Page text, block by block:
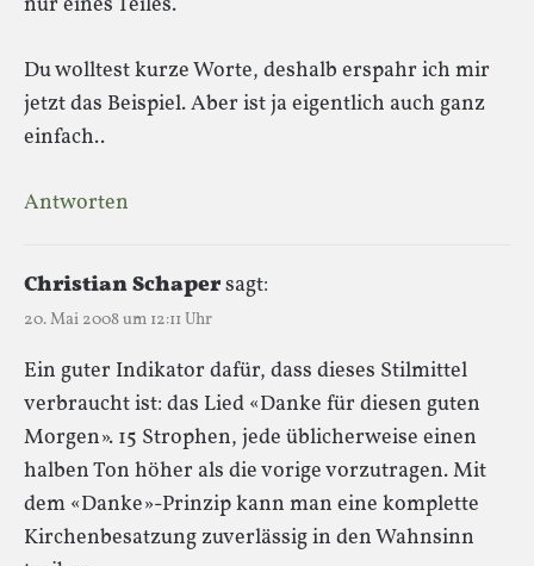
Du wolltest kurze Worte, deshalb erspahr ich mir
jetzt das Beispiel. Aber ist ja eigentlich auch ganz
einfach..
Antworten
Christian Schapersagt:
20. Mai 2008 um 12:11 Uhr
Ein guter Indikator dafür, dass dieses Stilmittel
verbraucht ist: das Lied «Danke für diesen guten
Morgen». 15 Strophen, jede üblicherweise einen
halben Ton höher als die vorige vorzutragen. Mit
dem «Danke»-Prinzip kann man eine komplette
Kirchenbesatzung zuverlässig in den Wahnsinn